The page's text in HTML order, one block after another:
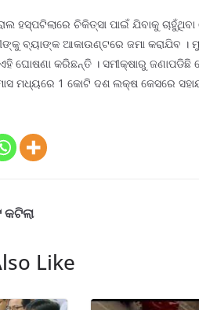
ହସ୍ପଟିଲାରେ ଚିକିତ୍ସା ପାଇଁ ଯିବାକୁ
ବ୍ୟାଙ୍କ ଆକାଉଣ୍ଟରେ ଜମା
ଘୋଷଣା କରିଛନ୍ତି । ସମୀକ୍ଷାରୁ ଜଣାପଡିଛି
ମଧ୍ୟରେ 1 କୋଟି ଦଶ ଲକ୍ଷ କେସରେ
Like